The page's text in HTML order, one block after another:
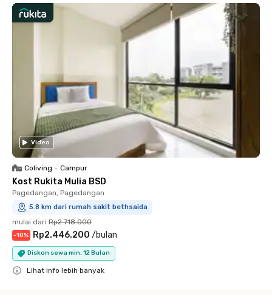
Video
Coliving • Campur
Kost Rukita Mulia BSD
Pagedangan, Pagedangan
5.8 km dari rumah sakit bethsaida
mulai dari Rp2.718.000
-10% Rp2.446.200 /bulan
Diskon sewa min. 12 Bulan
Lihat info lebih banyak